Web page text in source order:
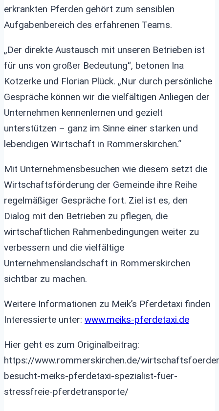
erkrankten Pferden gehört zum sensiblen
Aufgabenbereich des erfahrenen Teams.
„Der direkte Austausch mit unseren Betrieben ist
für uns von großer Bedeutung“, betonen Ina
Kotzerke und Florian Plück. „Nur durch persönliche
Gespräche können wir die vielfältigen Anliegen der
Unternehmen kennenlernen und gezielt
unterstützen – ganz im Sinne einer starken und
lebendigen Wirtschaft in Rommerskirchen.“
Mit Unternehmensbesuchen wie diesem setzt die
Wirtschaftsförderung der Gemeinde ihre Reihe
regelmäßiger Gespräche fort. Ziel ist es, den
Dialog mit den Betrieben zu pflegen, die
wirtschaftlichen Rahmenbedingungen weiter zu
verbessern und die vielfältige
Unternehmenslandschaft in Rommerskirchen
sichtbar zu machen.
Weitere Informationen zu Meik’s Pferdetaxi finden
Interessierte unter: www.meiks-pferdetaxi.de
Hier geht es zum Originalbeitrag:
https://www.rommerskirchen.de/
besucht-meiks-pferdetaxi-spezialist-fuer-
stressfreie-pferdetransporte/